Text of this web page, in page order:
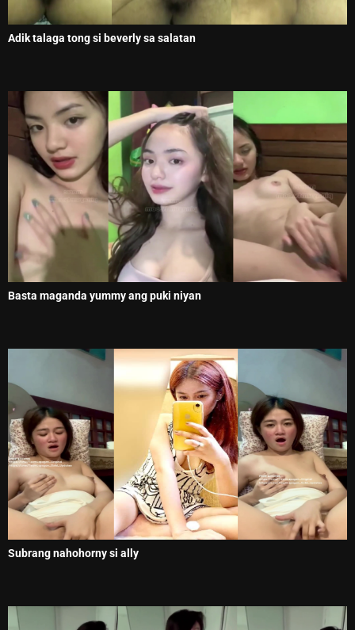
Adik talaga tong si beverly sa salatan
Basta maganda yummy ang puki niyan
Subrang nahohorny si ally